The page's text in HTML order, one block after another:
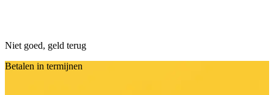
Niet goed, geld terug
Betalen in termijnen